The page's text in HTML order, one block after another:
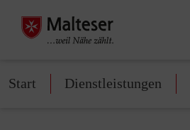
Start Dienstleistungen